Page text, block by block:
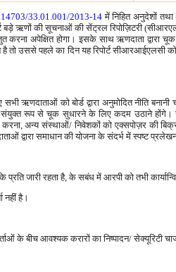
33.01.001/2013-14में निहित अनुदेशों तथा
बड़े ऋणों की सूचनाओं की सेंट्रल रिपोज़िटरी
करना अपेक्षित होगा। इसके साथ ऋणदाता
तो उससे पहले का दिन यह रिपोर्ट सीआरआईएलसी
ऋणदाताओं को बोर्ड द्वारा अनुमोदित नीति
रूप से चूक सुधारने के लिए कदम उठाने होंगे।
करना, अन्य संस्थाओं/ निवेशकों को एक्सपोज़र की बिक्री
द्वारा समाधान की योजना के संदर्भ में स्पष्ट
जारी रहता है, के सबंध में आरपी को तभी कार्यान्वित
नहीं है।
बीच आवश्यक करारों का निष्पादन/ सेक्यूरिटी चार्ज